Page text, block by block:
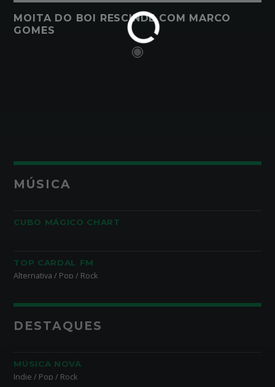
MOITA DO BOI RESCINDE COM MARCO
GOMES
MÚSICA
CUBO MÁGICO CHART
TOP CARDAL FM
Alternativa / Pop / Rock
DESTAQUES
MÚSICA NOVA
Indie / Pop / Rock